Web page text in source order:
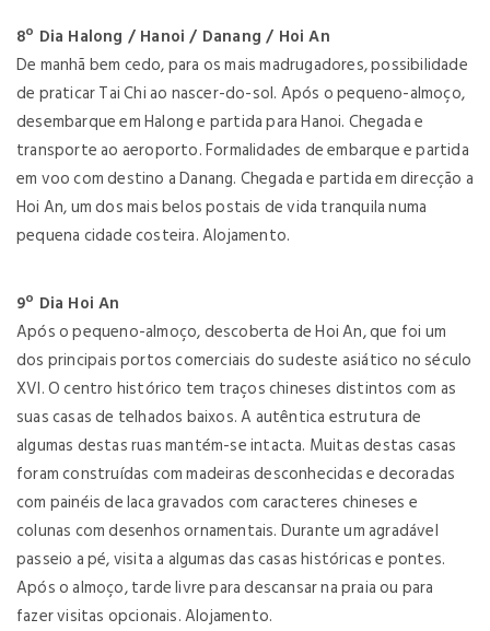
8º Dia Halong / Hanoi / Danang / Hoi An
De manhã bem cedo, para os mais madrugadores, possibilidade
de praticar Tai Chi ao nascer-do-sol. Após o pequeno-almoço,
desembarque em Halong e partida para Hanoi. Chegada e
transporte ao aeroporto. Formalidades de embarque e partida
em voo com destino a Danang. Chegada e partida em direcção a
Hoi An, um dos mais belos postais de vida tranquila numa
pequena cidade costeira. Alojamento.
9º Dia Hoi An
Após o pequeno-almoço, descoberta de Hoi An, que foi um
dos principais portos comerciais do sudeste asiático no século
XVI. O centro histórico tem traços chineses distintos com as
suas casas de telhados baixos. A autêntica estrutura de
algumas destas ruas mantém-se intacta. Muitas destas casas
foram construídas com madeiras desconhecidas e decoradas
com painéis de laca gravados com caracteres chineses e
colunas com desenhos ornamentais. Durante um agradável
passeio a pé, visita a algumas das casas históricas e pontes.
Após o almoço, tarde livre para descansar na praia ou para
fazer visitas opcionais. Alojamento.